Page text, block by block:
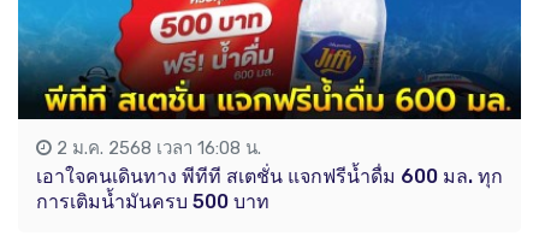
2 ม.ค. 2568 เวลา 16:08 น.
เอาใจคนเดินทาง พีทีที สเตชั่น แจกฟรีน้ำดื่ม 600 มล. ทุก
การเติมน้ำมันครบ 500 บาท